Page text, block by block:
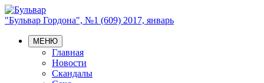
"Бульвар Гордона", №1 (609) 2017, январь
МЕНЮ
Главная
Новости
Скандалы